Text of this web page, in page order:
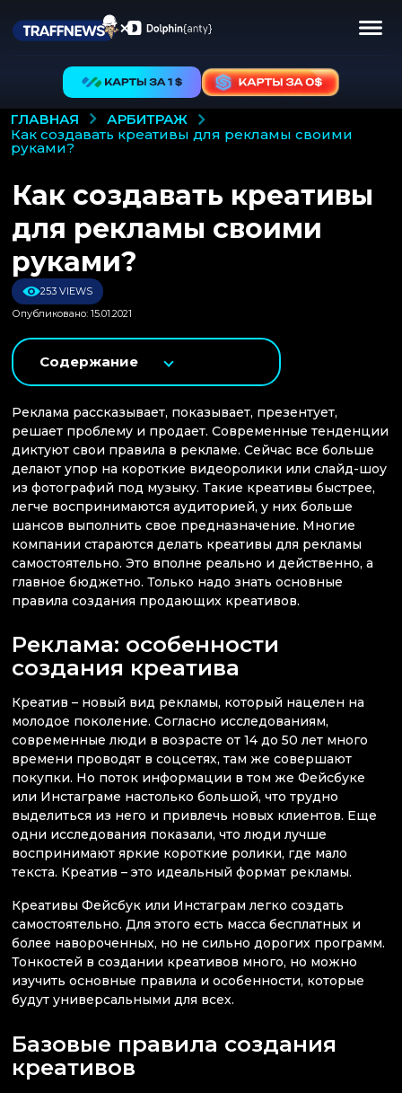
ГЛАВНАЯ
АРБИТРАЖ
как создавать креативы для рекламы своими
руками?
Как создавать креативы
для рекламы своими
руками?
253 VIEWS
Опубликовано: 15.01.2021
Содержание
Реклама рассказывает, показывает, презентует,
решает проблему и продает. Современные тенденции
диктуют свои правила в рекламе. Сейчас все больше
делают упор на короткие видеоролики или слайд-шоу
из фотографий под музыку. Такие креативы быстрее,
легче воспринимаются аудиторией, у них больше
шансов выполнить свое предназначение. Многие
компании стараются делать креативы для рекламы
самостоятельно. Это вполне реально и действенно, а
главное бюджетно. Только надо знать основные
правила создания продающих креативов.
Реклама: особенности
создания креатива
Креатив – новый вид рекламы, который нацелен на
молодое поколение. Согласно исследованиям,
современные люди в возрасте от 14 до 50 лет много
времени проводят в соцсетях, там же совершают
покупки. Но поток информации в том же Фейсбуке
или Инстаграме настолько большой, что трудно
выделиться из него и привлечь новых клиентов. Еще
одни исследования показали, что люди лучше
воспринимают яркие короткие ролики, где мало
текста. Креатив – это идеальный формат рекламы.
Креативы Фейсбук или Инстаграм легко создать
самостоятельно. Для этого есть масса бесплатных и
более навороченных, но не сильно дорогих программ.
Тонкостей в создании креативов много, но можно
изучить основные правила и особенности, которые
будут универсальными для всех.
Базовые правила создания
креативов